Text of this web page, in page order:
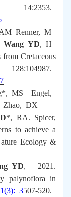
Renner, M
Wang YD, H
Cretaceous
MS Engel,
DX
*, RA. Spicer,
to achieve a
Ecology &
YD, 2021.
palynoflora in
3507-520.